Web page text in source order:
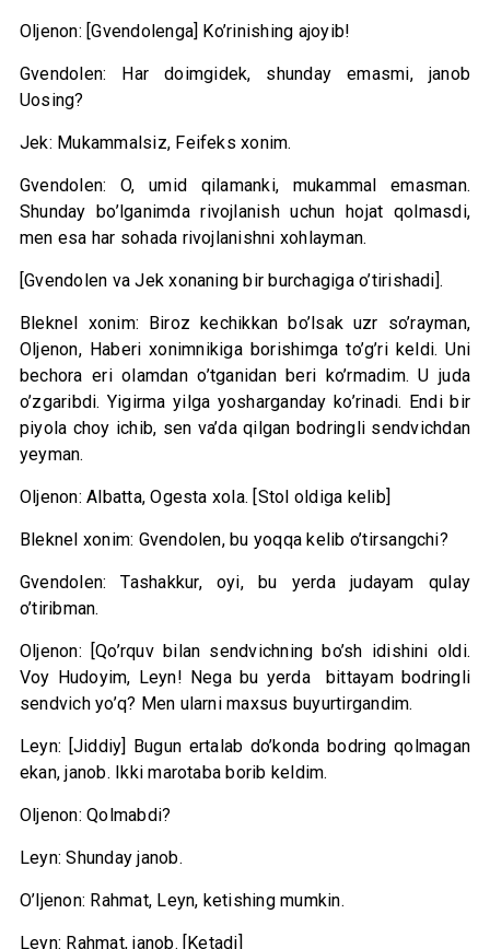
Oljenon: [Gvendolenga] Ko’rinishing ajoyib!
Gvendolen: Har doimgidek, shunday emasmi, janob
Uosing?
Jek: Mukammalsiz, Feifeks xonim.
Gvendolen: O, umid qilamanki, mukammal emasman.
Shunday bo’lganimda rivojlanish uchun hojat qolmasdi,
men esa har sohada rivojlanishni xohlayman.
[Gvendolen va Jek xonaning bir burchagiga o’tirishadi].
Bleknel xonim: Biroz kechikkan bo’lsak uzr so’rayman,
Oljenon, Haberi xonimnikiga borishimga to’g’ri keldi. Uni
bechora eri olamdan o’tganidan beri ko’rmadim. U juda
o’zgaribdi. Yigirma yilga yosharganday ko’rinadi. Endi bir
piyola choy ichib, sen va’da qilgan bodringli sendvichdan
yeyman.
Oljenon: Albatta, Ogesta xola. [Stol oldiga kelib]
Bleknel xonim: Gvendolen, bu yoqqa kelib o’tirsangchi?
Gvendolen: Tashakkur, oyi, bu yerda judayam qulay
o’tiribman.
Oljenon: [Qo’rquv bilan sendvichning bo’sh idishini oldi.
Voy Hudoyim, Leyn! Nega bu yerda bittayam bodringli
sendvich yo’q? Men ularni maxsus buyurtirgandim.
Leyn: [Jiddiy] Bugun ertalab do’konda bodring qolmagan
ekan, janob. Ikki marotaba borib keldim.
Oljenon: Qolmabdi?
Leyn: Shunday janob.
O’ljenon: Rahmat, Leyn, ketishing mumkin.
Leyn: Rahmat, janob. [Ketadi]